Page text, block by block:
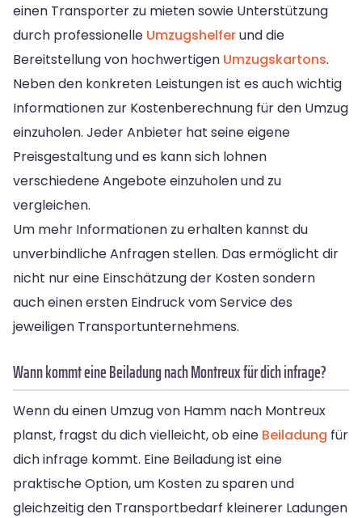
einen Transporter zu mieten sowie Unterstützung
durch professionelle Umzugshelferund die
Bereitstellung von hochwertigen Umzugskartons.
Neben den konkreten Leistungen ist es auch wichtig
Informationen zur Kostenberechnung für den Umzug
einzuholen. Jeder Anbieter hat seine eigene
Preisgestaltung und es kann sich lohnen
verschiedene Angebote einzuholen und zu
vergleichen.
Um mehr Informationen zu erhalten kannst du
unverbindliche Anfragen stellen. Das ermöglicht dir
nicht nur eine Einschätzung der Kosten sondern
auch einen ersten Eindruck vom Service des
jeweiligen Transportunternehmens.
Wann kommt eine Beiladung nach Montreux für dich infrage?
Wenn du einen Umzug von Hamm nach Montreux
planst, fragst du dich vielleicht, ob eine Beiladung für
dich infrage kommt. Eine Beiladung ist eine
praktische Option, um Kosten zu sparen und
gleichzeitig den Transportbedarf kleinerer Ladungen